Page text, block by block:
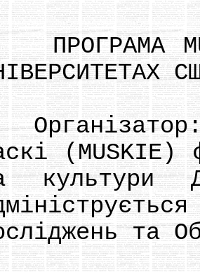
(MUSKIE)
культури
та